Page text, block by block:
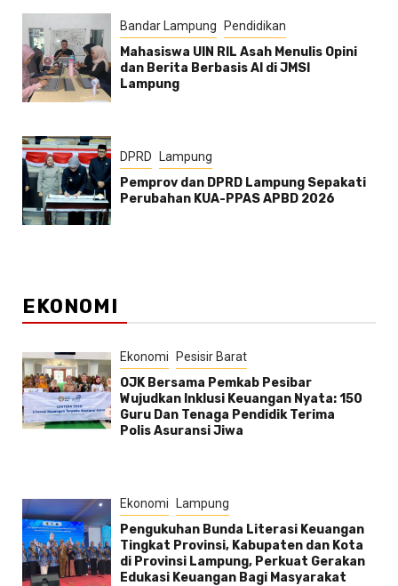
Bandar Lampung Pendidikan
Mahasiswa UIN RIL Asah Menulis Opini
dan Berita Berbasis AI di JMSI
Lampung
DPRD Lampung
Pemprov dan DPRD Lampung Sepakati
Perubahan KUA-PPAS APBD 2026
EKONOMI
Ekonomi Pesisir Barat
OJK Bersama Pemkab Pesibar
Wujudkan Inklusi Keuangan Nyata: 150
Guru Dan Tenaga Pendidik Terima
Polis Asuransi Jiwa
Ekonomi Lampung
Pengukuhan Bunda Literasi Keuangan
Tingkat Provinsi, Kabupaten dan Kota
di Provinsi Lampung, Perkuat Gerakan
Edukasi Keuangan Bagi Masyarakat